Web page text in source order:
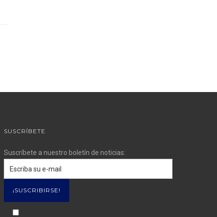
SUSCRÍBETE
Suscríbete a nuestro boletín de noticias: